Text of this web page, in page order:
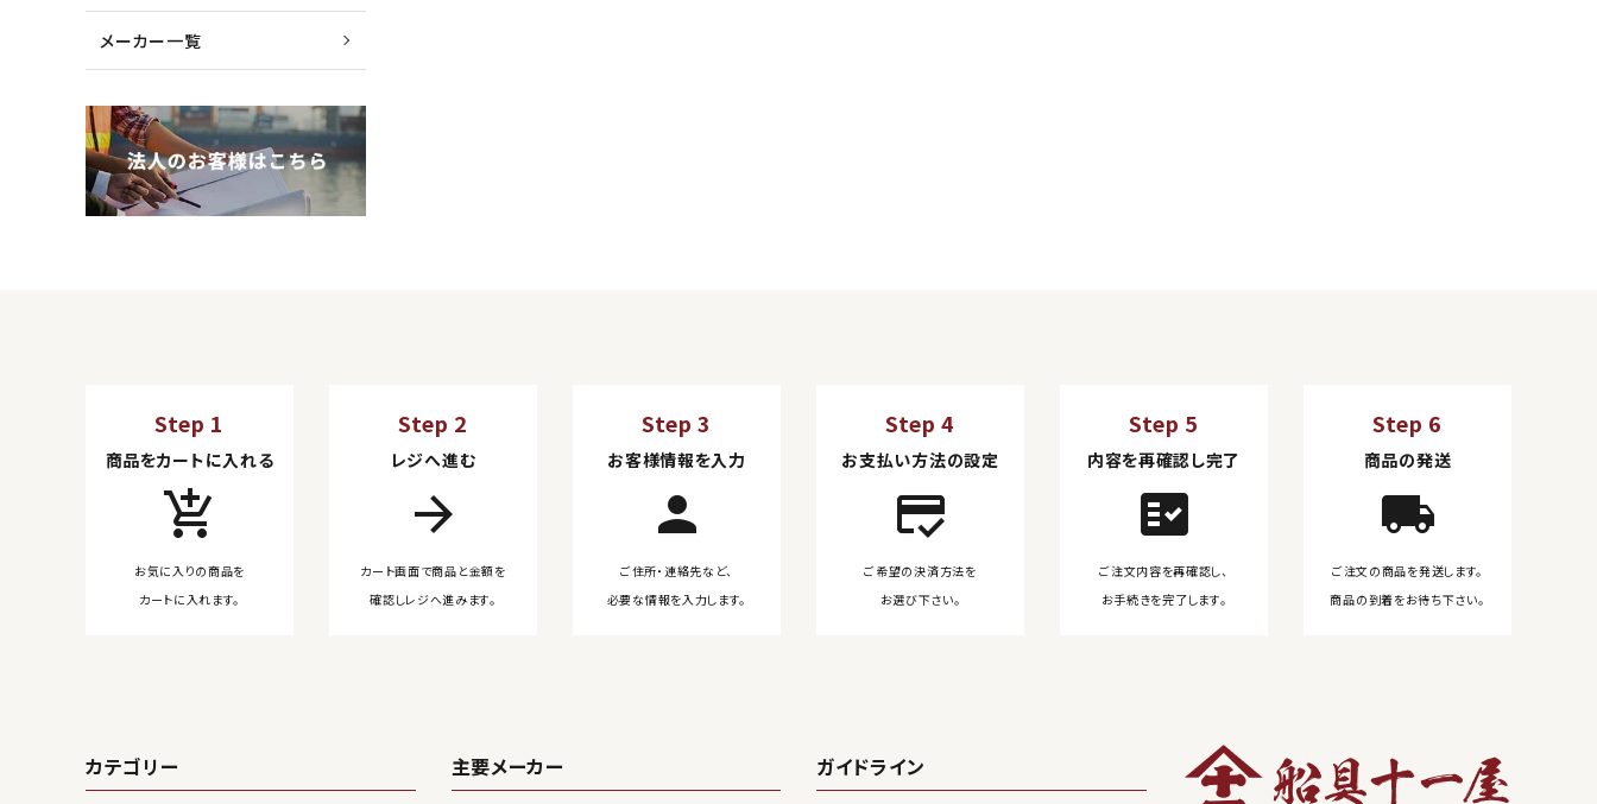
メーカー一覧
Step 1
商品をカートに入れる
add_shopping_cart
お気に入りの商品を
カートに入れます。
Step 2
レジへ進む
arrow_forward
カート画面で商品と金額を
確認しレジへ進みます。
Step 3
お客様情報を入力
person
ご住所・連絡先など、
必要な情報を入力します。
Step 4
お支払い方法の設定
credit_score
ご希望の決済方法を
お選び下さい。
Step 5
内容を再確認し完了
fact_check
ご注文内容を再確認し、
お手続きを完了します。
Step 6
商品の発送
local_shipping
ご注文の商品を発送します。
商品の到着をお待ち下さい。
カテゴリー 主要メーカー ガイドライン